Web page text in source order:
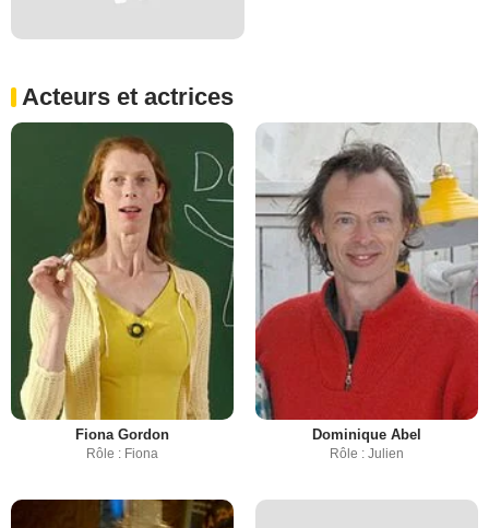
Acteurs et actrices
Fiona Gordon
Rôle : Fiona
Dominique Abel
Rôle : Julien